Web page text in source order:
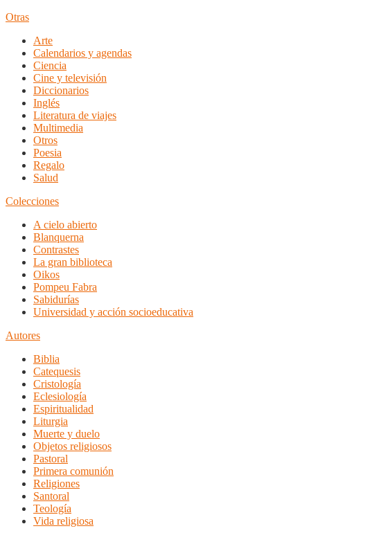
Otras
Arte
Calendarios y agendas
Ciencia
Cine y televisión
Diccionarios
Inglés
Literatura de viajes
Multimedia
Otros
Poesia
Regalo
Salud
Colecciones
A cielo abierto
Blanquerna
Contrastes
La gran biblioteca
Oikos
Pompeu Fabra
Sabidurías
Universidad y acción socioeducativa
Autores
Biblia
Catequesis
Cristología
Eclesiología
Espiritualidad
Liturgia
Muerte y duelo
Objetos religiosos
Pastoral
Primera comunión
Religiones
Santoral
Teología
Vida religiosa